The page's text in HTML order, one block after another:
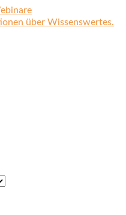
über Wissenswertes.